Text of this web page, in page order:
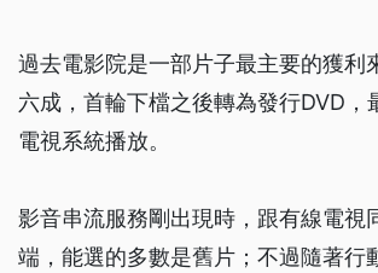
過去電影院是一部片子最主要的獲利
六成，首輪下檔之後轉為發行DVD，
電視系統播放。
影音串流服務剛出現時，跟有線電視
端，能選的多數是舊片；不過隨著行